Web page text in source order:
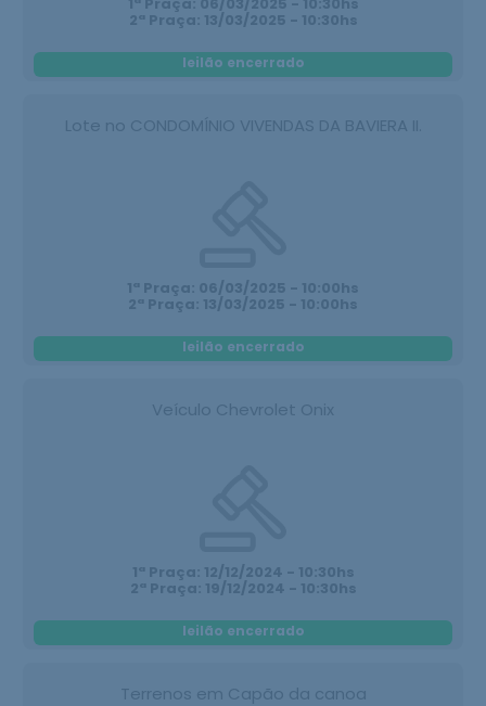
2ª Praça: 13/03/2025 - 10:30hs
leilão encerrado
Lote no CONDOMÍNIO VIVENDAS DA BAVIERA II.
1ª Praça: 06/03/2025 - 10:00hs
2ª Praça: 13/03/2025 - 10:00hs
leilão encerrado
Veículo Chevrolet Onix
1ª Praça: 12/12/2024 - 10:30hs
2ª Praça: 19/12/2024 - 10:30hs
leilão encerrado
Terrenos em Capão da canoa